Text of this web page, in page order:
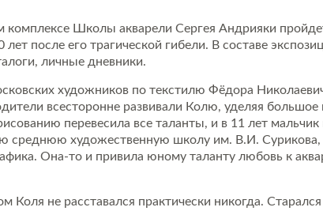
комплексе Школы акварели Сергея Андрияки
после его трагической гибели. В составе
личные дневники.
художников по текстилю Фёдора
всесторонне развивали Колю, уделяя большое
перевесила все таланты, и в 11 лет
среднюю художественную школу им. В.И. Сурикова,
Она-то и привила юному таланту любовь к
не расставался практически никогда.